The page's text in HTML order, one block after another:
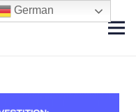
German